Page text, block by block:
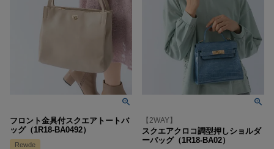
フロント金具付スクエアトートバ
ッグ（1R18-BA0492）
Rewde
【2WAY】
スクエアクロコ調型押しショルダ
ーバッグ（1R18-BA02）